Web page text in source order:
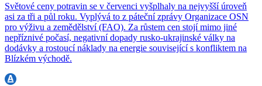
Světové ceny potravin se v červenci vyšplhaly na nejvyšší úroveň
asi za tři a půl roku. Vyplývá to z páteční zprávy Organizace OSN
pro výživu a zemědělství (FAO). Za růstem cen stojí mimo jiné
nepříznivé počasí, negativní dopady rusko-ukrajinské války na
dodávky a rostoucí náklady na energie související s konfliktem na
Blízkém východě.